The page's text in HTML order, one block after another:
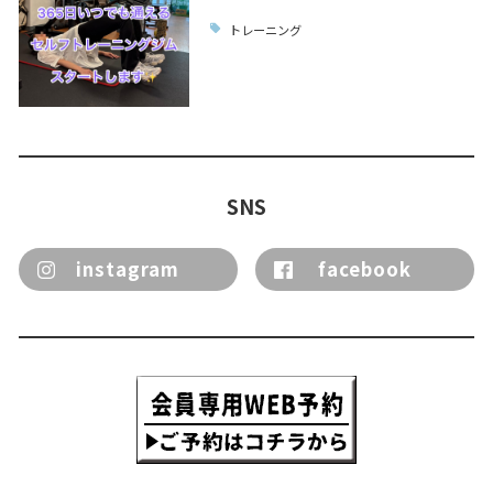
トレーニング
SNS
instagram facebook